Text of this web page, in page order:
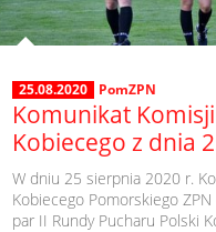
25.08.2020 PomZPN
Komunikat
Kobiecego z dnia
W dniu 25 sierpnia 2020 r.
Kobiecego Pomorskiego
par II Rundy Pucharu Polski